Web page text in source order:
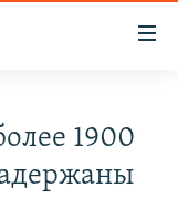
1900